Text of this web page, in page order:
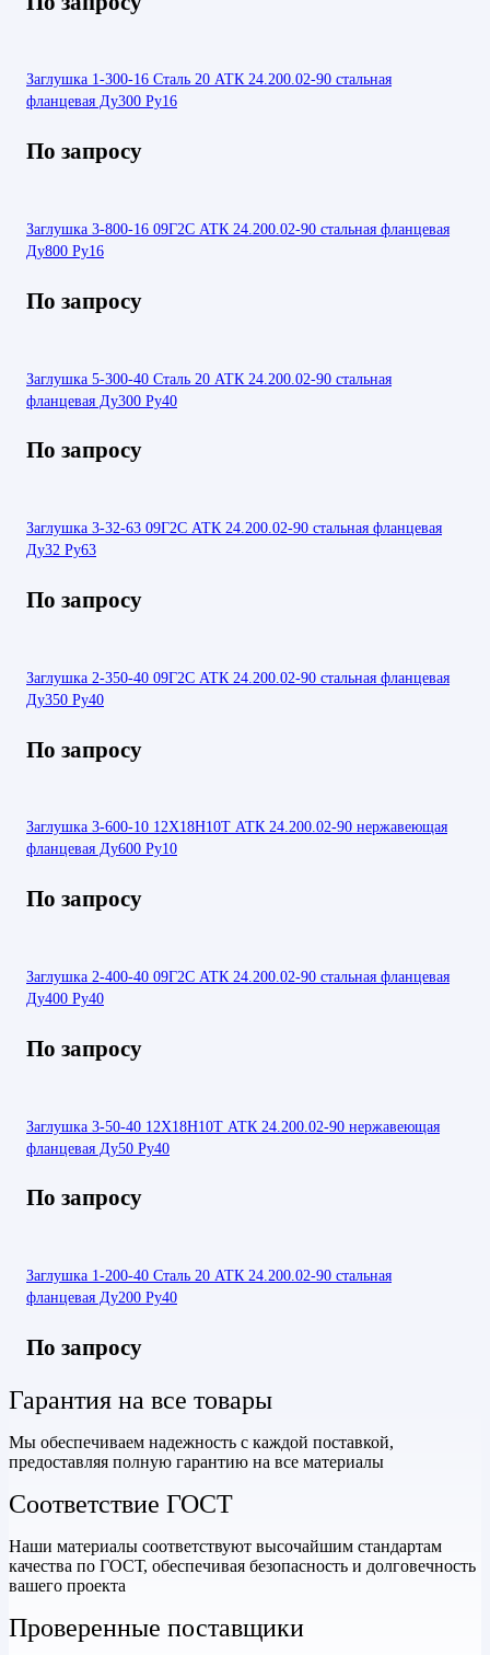
Заглушка 1-300-16 Сталь 20 АТК 24.200.02-90 стальная
фланцевая Ду300 Ру16
По запросу
Заглушка 3-800-16 09Г2С АТК 24.200.02-90 стальная фланцевая
Ду800 Ру16
По запросу
Заглушка 5-300-40 Сталь 20 АТК 24.200.02-90 стальная
фланцевая Ду300 Ру40
По запросу
Заглушка 3-32-63 09Г2С АТК 24.200.02-90 стальная фланцевая
Ду32 Ру63
По запросу
Заглушка 2-350-40 09Г2С АТК 24.200.02-90 стальная фланцевая
Ду350 Ру40
По запросу
Заглушка 3-600-10 12Х18Н10Т АТК 24.200.02-90 нержавеющая
фланцевая Ду600 Ру10
По запросу
Заглушка 2-400-40 09Г2С АТК 24.200.02-90 стальная фланцевая
Ду400 Ру40
По запросу
Заглушка 3-50-40 12Х18Н10Т АТК 24.200.02-90 нержавеющая
фланцевая Ду50 Ру40
По запросу
Заглушка 1-200-40 Сталь 20 АТК 24.200.02-90 стальная
фланцевая Ду200 Ру40
По запросу
Гарантия на все товары
Мы обеспечиваем надежность с каждой поставкой,
предоставляя полную гарантию на все материалы
Соответствие ГОСТ
Наши материалы соответствуют высочайшим стандартам
качества по ГОСТ, обеспечивая безопасность и долговечность
вашего проекта
Проверенные поставщики